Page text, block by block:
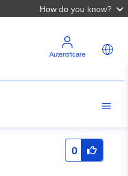
How do you know?
Autentificare
0